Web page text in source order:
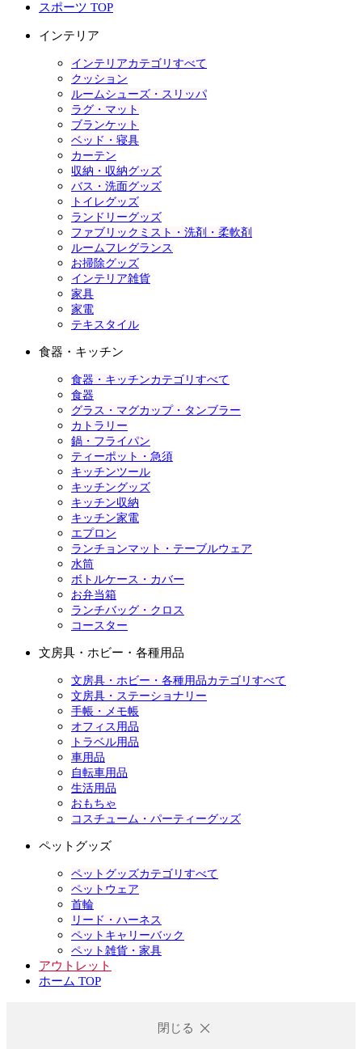
スポーツ TOP
インテリア
インテリアカテゴリすべて
クッション
ルームシューズ・スリッパ
ラグ・マット
ブランケット
ベッド・寝具
カーテン
収納・収納グッズ
バス・洗面グッズ
トイレグッズ
ランドリーグッズ
ファブリックミスト・洗剤・柔軟剤
ルームフレグランス
お掃除グッズ
インテリア雑貨
家具
家電
テキスタイル
食器・キッチン
食器・キッチンカテゴリすべて
食器
グラス・マグカップ・タンブラー
カトラリー
鍋・フライパン
ティーポット・急須
キッチンツール
キッチングッズ
キッチン収納
キッチン家電
エプロン
ランチョンマット・テーブルウェア
水筒
ボトルケース・カバー
お弁当箱
ランチバッグ・クロス
コースター
文房具・ホビー・各種用品
文房具・ホビー・各種用品カテゴリすべて
文房具・ステーショナリー
手帳・メモ帳
オフィス用品
トラベル用品
車用品
自転車用品
生活用品
おもちゃ
コスチューム・パーティーグッズ
ペットグッズ
ペットグッズカテゴリすべて
ペットウェア
首輪
リード・ハーネス
ペットキャリーバック
ペット雑貨・家具
アウトレット
ホーム TOP
閉じる